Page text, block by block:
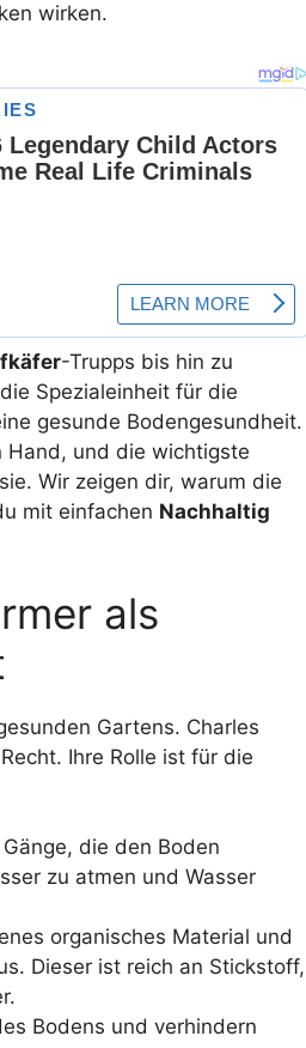
wirken.
-Trupps bis hin zu
Spezialeinheit für die
gesunde Bodengesundheit.
Hand, und die wichtigste
Wir zeigen dir, warum die
mit einfachen Nachhaltig
als
Gartens. Charles
Ihre Rolle ist für die
die den Boden
zu atmen und Wasser
organisches Material und
Dieser ist reich an Stickstoff,
Bodens und verhindern